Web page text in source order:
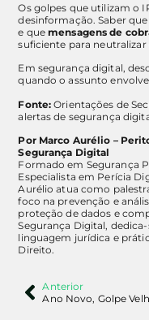
Os golpes que utilizam o
desinformação. Saber
e quemensagens de
suficiente para neutralizar
Em segurança digital,
quando o assunto
Fonte: Orientações de
alertas de segurança
Por Marco Aurélio –
Segurança Digital
Formado em Segurança
Especialista em Perícia
Aurélio atua como
foco na prevenção e
proteção de dados e
Segurança Digital,
linguagem jurídica e
Direito.
Anterior